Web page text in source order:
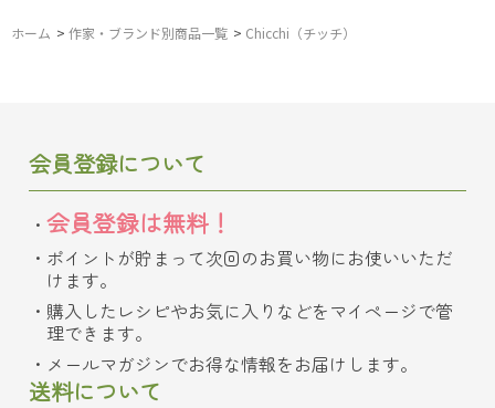
ホーム > 作家・ブランド別商品一覧 > Chicchi（チッチ）
会員登録について
会員登録は無料！
ポイントが貯まって次回のお買い物にお使いいただ
けます。
購入したレシピやお気に入りなどをマイページで管
理できます。
メールマガジンでお得な情報をお届けします。
送料について